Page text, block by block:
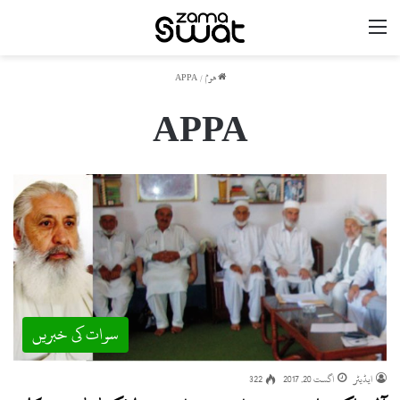
ھوم /
APPA
APPA
سوات کی خبریں
ایڈیٹر اگست 20, 2017 322